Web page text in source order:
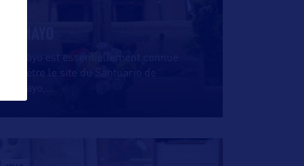
Chimayo est essentiellement connue
pour être le site du Santuario de